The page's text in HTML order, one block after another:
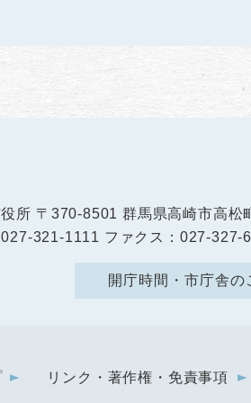
所 〒370-8501 群馬県高崎市高松
321-1111 ファクス：027-327-
開庁時間・市庁舎の
リンク・著作権・免責事項